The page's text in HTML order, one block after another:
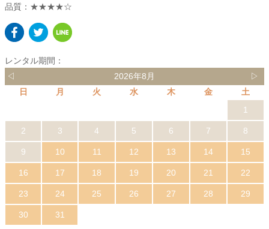
品質：★★★★☆
レンタル期間：
◁
2026年8月
▷
日
月 火 水 木 金
土
1
2 3 4 5 6 7 8
9 10 11 12 13 14 15
16 17 18 19 20 21 22
23 24 25 26 27 28 29
30 31